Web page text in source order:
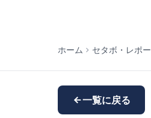
ホーム セタボ・レポ
一覧に戻る